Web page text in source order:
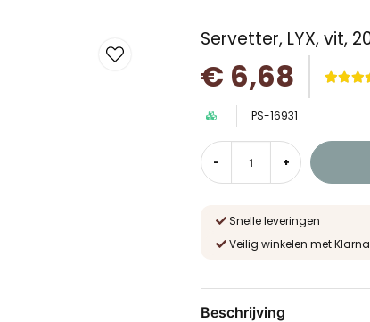
Servetter, LYX, vit,
€ 6,68
PS-16931
- +
Snelle leveringen
Veilig winkelen met
Beschrijving